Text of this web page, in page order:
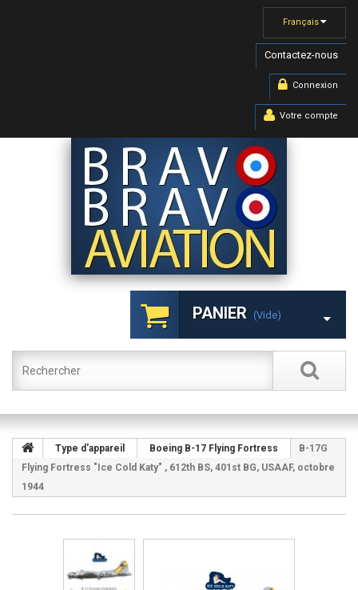
Français
Contactez-nous
Connexion
Votre compte
PANIER (vide)
Type d'appareil Boeing B-17 Flying Fortress
B-17G
Flying Fortress "Ice Cold Katy" , 612th BS, 401st BG, USAAF, octobre
1944